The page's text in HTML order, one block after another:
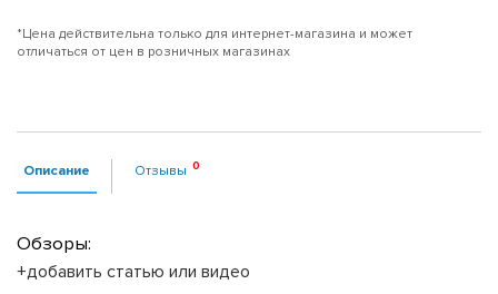
*Цена действительна только для интернет-магазина и может
отличаться от цен в розничных магазинах
Описание Отзывы
Обзоры:
+добавить статью или видео